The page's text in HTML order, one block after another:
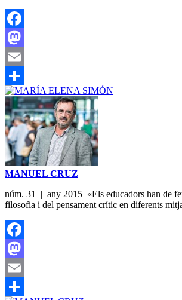
Facebook
Mastodon
Email
Share
MANUEL CRUZ
núm. 31 | any 2015 «Els educadors han de
filosofia i del pensament crític en diferents
Facebook
Mastodon
Email